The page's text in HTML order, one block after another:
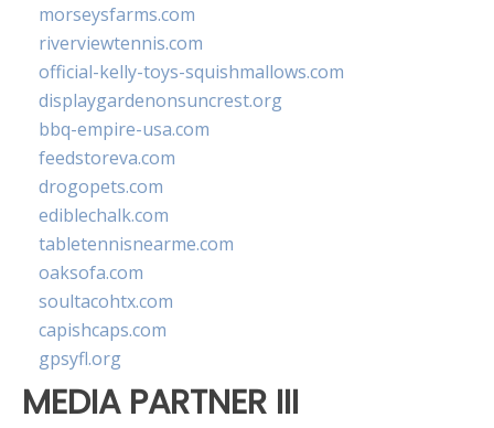
morseysfarms.com
riverviewtennis.com
official-kelly-toys-squishmallows.com
displaygardenonsuncrest.org
bbq-empire-usa.com
feedstoreva.com
drogopets.com
ediblechalk.com
tabletennisnearme.com
oaksofa.com
soultacohtx.com
capishcaps.com
gpsyfl.org
MEDIA PARTNER III